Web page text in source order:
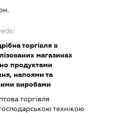
торгівля в
магазинах
продуктами
напоями та
виробами
торгівля
технікою